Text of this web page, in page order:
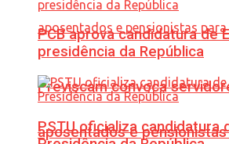
Previscam convoca
aposentados e
PCB aprova candidatura de
presidência da República
PSTU oficializa candidatura